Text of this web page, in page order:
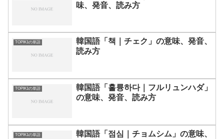
味、発音、読み方
TOPIK1の単語
韓国語「책｜チェク」の意味、発音、
読み方
TOPIK1の単語
韓国語「훌륭하다｜フルリュンハダ」
の意味、発音、読み方
TOPIK1の単語
韓国語「점심｜チョムシム」の意味、